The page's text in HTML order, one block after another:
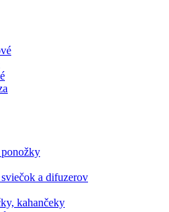
a difuzerov
kahančeky